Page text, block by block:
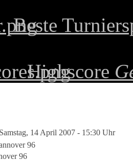
Beste
Highscore
14 April 2007 - 15:30 Uhr
96